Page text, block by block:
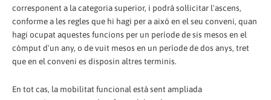
corresponent a la categoria superior, i podrà sol·licitar l'ascens,
conforme a les regles que hi hagi per a això en el seu conveni, quan
hagi ocupat aquestes funcions per un període de sis mesos en el
còmput d'un any, o de vuit mesos en un període de dos anys, tret
que en el conveni es disposin altres terminis.
En tot cas, la mobilitat funcional està sent ampliada